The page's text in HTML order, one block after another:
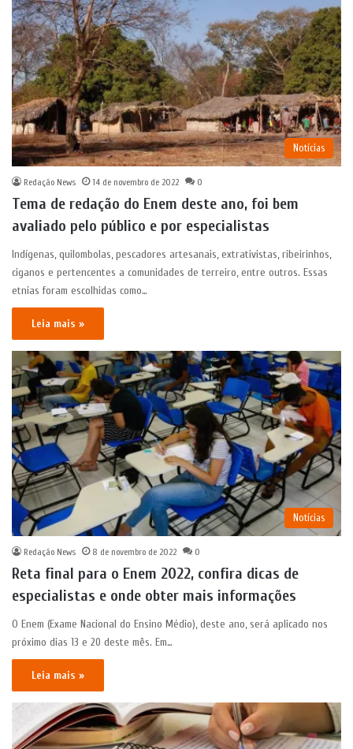
Notícias
Redação News 14 de novembro de 2022 0
Tema de redação do Enem deste ano, foi bem
avaliado pelo público e por especialistas
Indígenas, quilombolas, pescadores artesanais, extrativistas, ribeirinhos,
ciganos e pertencentes a comunidades de terreiro, entre outros. Essas
etnias foram escolhidas como…
Leia mais »
Notícias
Redação News 8 de novembro de 2022 0
Reta final para o Enem 2022, confira dicas de
especialistas e onde obter mais informações
O Enem (Exame Nacional do Ensino Médio), deste ano, será aplicado nos
próximo dias 13 e 20 deste mês. Em…
Leia mais »